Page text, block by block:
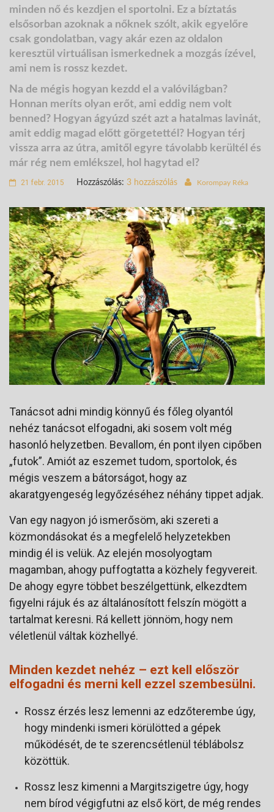
minden nő és kezdjen el sportolni. Ez a bíztatás
elsősorban azoknak a nőknek szólt, akik egyelőre
csak gondolatban, vagy akár ezen az oldalon
keresztül virtuálisan ismerkednek a mozgás ízével,
ami nem is rossz kezdet.
Na de mégis hogyan kezdd el a valóvilágban?
Honnan meríts olyan erőt, ami eddig nem volt
benned? Hogyan ágyúzd szét azt a hatalmas lavinát,
amit eddig magad előtt görgetettél? Hogyan térj
vissza arra az útra, amitől egyre távolabb kerültél és
már rég nem emlékszel, hol hagytad el?
21 febr. 2015 Hozzászólás: 3 hozzászólás Korompay Réka
Tanácsot adni mindig könnyű és főleg olyantól
nehéz tanácsot elfogadni, aki sosem volt még
hasonló helyzetben. Bevallom, én pont ilyen cipőben
„futok”. Amiót az eszemet tudom, sportolok, és
mégis veszem a bátorságot, hogy az
akaratgyengeség legyőzéséhez néhány tippet adjak.
Van egy nagyon jó ismerősöm, aki szereti a
közmondásokat és a megfelelő helyzetekben
mindig él is velük. Az elején mosolyogtam
magamban, ahogy puffogtatta a közhely fegyvereit.
De ahogy egyre többet beszélgettünk, elkezdtem
figyelni rájuk és az általánosított felszín mögött a
tartalmat keresni. Rá kellett jönnöm, hogy nem
véletlenül váltak közhellyé.
Minden kezdet nehéz – ezt kell először
elfogadni és merni kell ezzel szembesülni.
Rossz érzés lesz lemenni az edzőterembe úgy,
hogy mindenki ismeri körülötted a gépek
működését, de te szerencsétlenül téblábolsz
közöttük.
Rossz lesz kimenni a Margitszigetre úgy, hogy
nem bírod végigfutni az első kört, de még rendes